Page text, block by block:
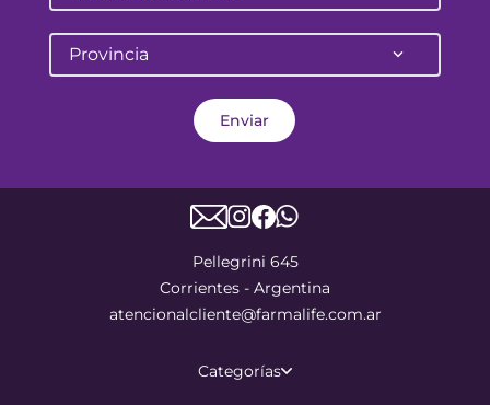
Provincia
Enviar
Pellegrini 645
Corrientes - Argentina
atencionalcliente@farmalife.com.ar
Categorías